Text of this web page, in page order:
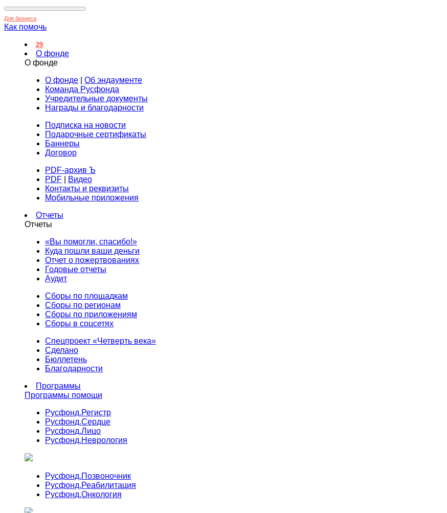
Для бизнеса
Как помочь
29
О фонде
О фонде
О фонде
Об эндаументе
Команда Русфонда
Учредительные документы
Награды и благодарности
Подписка на новости
Подарочные сертификаты
Баннеры
Договор
PDF-архив Ъ
PDF
Видео
Контакты и реквизиты
Мобильные приложения
Отчеты
Отчеты
«Вы помогли, спасибо!»
Куда пошли ваши деньги
Отчет о пожертвованиях
Годовые отчеты
Аудит
Сборы по площадкам
Сборы по регионам
Сборы по приложениям
Сборы в соцсетях
Спецпроект «Четверть века»
Сделано
Бюллетень
Благодарности
Программы
Программы помощи
Русфонд.Регистр
Русфонд.Сердце
Русфонд.Лицо
Русфонд.Неврология
Русфонд.Позвоночник
Русфонд.Реабилитация
Русфонд.Онкология